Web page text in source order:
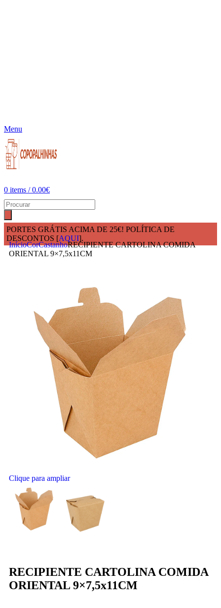
Menu
0 items / 0.00€
PORTES GRÁTIS ACIMA DE 25€! POLÍTICA DE
DESCONTOS [AQUI].
InícioCorCastanhoRECIPIENTE CARTOLINA COMIDA
ORIENTAL 9×7,5x11CM
Clique para ampliar
RECIPIENTE CARTOLINA COMIDA
ORIENTAL 9×7,5x11CM